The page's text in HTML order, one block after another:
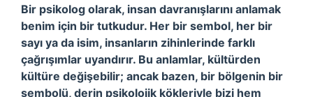
Bir psikolog olarak, insan davranışlarını anlamak
benim için bir tutkudur. Her bir sembol, her bir
sayı ya da isim, insanların zihinlerinde farklı
çağrışımlar uyandırır. Bu anlamlar, kültürden
kültüre değişebilir; ancak bazen, bir bölgenin bir
sembolü, derin psikolojik kökleriyle bizi hem